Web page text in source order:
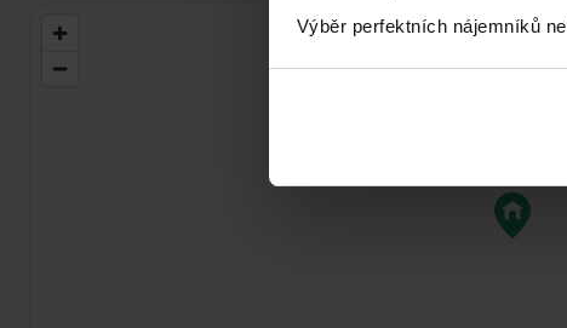
Výběr perfektních nájemníků